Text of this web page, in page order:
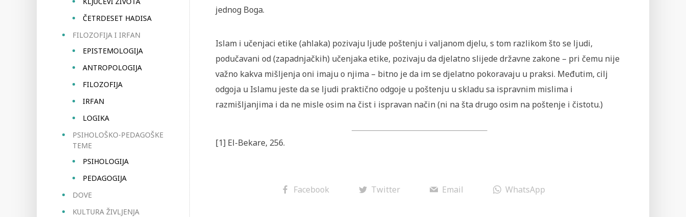
ČETRDESET HADISA
FILOZOFIJA I IRFAN
EPISTEMOLOGIJA
ANTROPOLOGIJA
FILOZOFIJA
IRFAN
LOGIKA
PSIHOLOŠKO-PEDAGOŠKE
TEME
PSIHOLOGIJA
PEDAGOGIJA
DOVE
KULTURA ŽIVLJENJA
jednog Boga.
Islam i učenjaci etike (ahlaka) pozivaju ljude poštenju i valjanom djelu, s tom razlikom što se ljudi,
podučavani od (zapadnjačkih) učenjaka etike, pozivaju da djelatno slijede državne zakone – pri čemu nije
važno kakva mišljenja oni imaju o njima – bitno je da im se djelatno pokoravaju u praksi. Međutim, cilj
odgoja u Islamu jeste da se ljudi praktično odgoje u poštenju u skladu sa ispravnim mislima i
razmišljanjima i da ne misle osim na čist i ispravan način (ni na šta drugo osim na poštenje i čistotu.)
[1] El-Bekare, 256.
Facebook Twitter Email WhatsApp